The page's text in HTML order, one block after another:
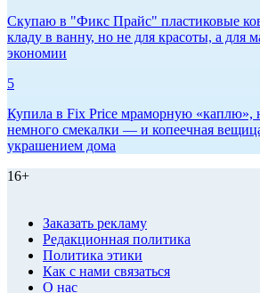
Скупаю в "Фикс Прайс" пластиковые
кладу в ванну, но не для красоты, а для
экономии
5
Купила в Fix Price мраморную «каплю»,
немного смекалки — и копеечная
украшением дома
16+
Заказать рекламу
Редакционная политика
Политика этики
Как с нами связаться
О нас